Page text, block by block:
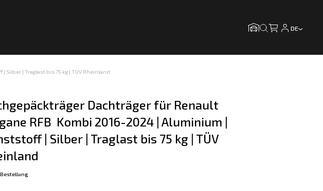
DE
Silber | Traglast bis 75 kg | TÜV Rheinland
Dachträger für Renault
RFB  Kombi 2016-2024 | Aluminium |
| Silber | Traglast bis 75 kg | TÜV